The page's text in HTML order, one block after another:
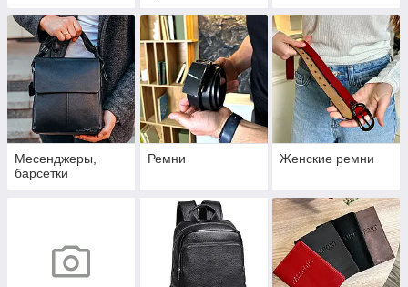
Месенджеры,
барсетки
Ремни Женские ремни